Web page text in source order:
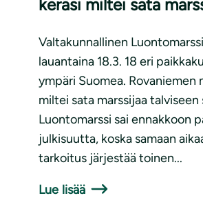
keräsi miltei sata
Valtakunnallinen
lauantaina 18.3. 18 eri
ympäri Suomea. Rovaniemen
miltei sata marssijaa talviseen
Luontomarssi sai ennakkoon
julkisuutta, koska samaan
tarkoitus järjestää toinen...
Lue lisää